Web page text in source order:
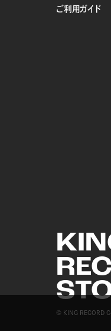
ご利用ガイド
© KING RECORD